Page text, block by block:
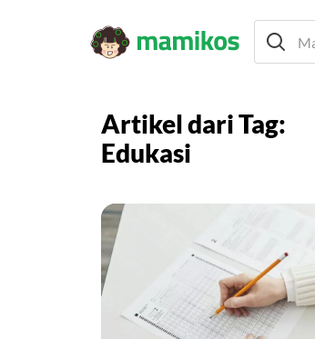
Artikel dari Tag:
Edukasi